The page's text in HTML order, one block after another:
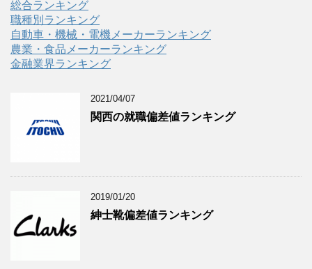
総合ランキング
職種別ランキング
自動車・機械・電機メーカーランキング
農業・食品メーカーランキング
金融業界ランキング
2021/04/07
関西の就職偏差値ランキング
2019/01/20
紳士靴偏差値ランキング